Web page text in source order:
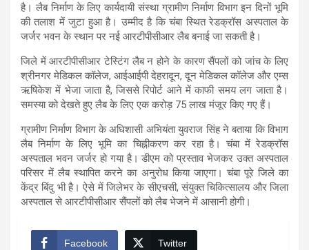
है। लैब निर्माण के लिए कार्यदायी संस्था ग्रामीण निर्माण विभाग इन दिनों भूमि
की तलाश में जुटा हुआ है। उम्मीद है कि चंबा स्थित रेडक्रॉस अस्पताल के
जर्जर भवन के स्थान पर नई आरटीपीसीआर लैब बनाई जा सकती है।
जिले में आरटीपीसीआर टेस्टिंग लैब न होने के कारण सैंपलों को जांच के लिए
श्रीनगर मेडिकल कॉलेज, आईआईपी देहरादून, दून मेडिकल कॉलेज और एम्स
ऋषिकेश में भेजा जाता है, जिससे रिपोर्ट आने में काफी समय लग जाता है।
समस्या को देखते हुए लैब के लिए एक करोड़ 75 लाख मंजूर किए गए हैं।
ग्रामीण निर्माण विभाग के अधिशासी अभियंता युवराज सिंह ने बताया कि विभाग
लैब निर्माण के लिए भूमि का चिह्नीकरण कर रहा है। चंबा में रेडक्रॉस
अस्पताल भवन जर्जर हो गया है। डीएम को प्रस्ताव भेजकर उक्त अस्पताल
परिसर में लैब स्थापित करने का अनुरोध किया जाएगा। चंबा पूरे जिले का
केंद्र बिंदु भी है। ऐसे में जिलेभर के सीएचसी, संयुक्त चिकित्सालय और जिला
अस्पताल से आरटीपीसीआर सैंपलों को लैब भेजने में आसानी होगी।
Facebook Twitter